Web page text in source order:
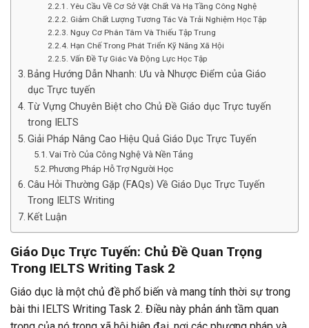
Yêu Cầu Về Cơ Sở Vật Chất Và Hạ Tầng Công Nghệ
Giảm Chất Lượng Tương Tác Và Trải Nghiệm Học Tập
Nguy Cơ Phân Tâm Và Thiếu Tập Trung
Hạn Chế Trong Phát Triển Kỹ Năng Xã Hội
Vấn Đề Tự Giác Và Động Lực Học Tập
Bảng Hướng Dẫn Nhanh: Ưu và Nhược Điểm của Giáo
dục Trực tuyến
Từ Vựng Chuyên Biệt cho Chủ Đề Giáo dục Trực tuyến
trong IELTS
Giải Pháp Nâng Cao Hiệu Quả Giáo Dục Trực Tuyến
Vai Trò Của Công Nghệ Và Nền Tảng
Phương Pháp Hỗ Trợ Người Học
Câu Hỏi Thường Gặp (FAQs) Về Giáo Dục Trực Tuyến
Trong IELTS Writing
Kết Luận
Giáo Dục Trực Tuyến: Chủ Đề Quan Trọng
Trong IELTS Writing Task 2
Giáo dục là một chủ đề phổ biến và mang tính thời sự trong
bài thi IELTS Writing Task 2. Điều này phản ánh tầm quan